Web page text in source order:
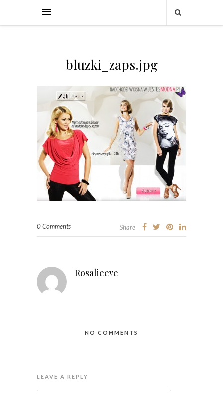
bluzki_zaps.jpg
0 Comments Share
Rosalieeve
NO COMMENTS
LEAVE A REPLY